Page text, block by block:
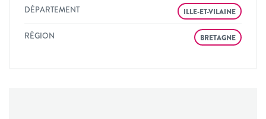
DÉPARTEMENT ILLE-ET-VILAINE
RÉGION BRETAGNE